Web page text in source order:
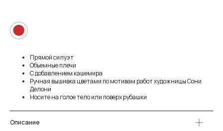
●
Прямой силуэт
Объемные плечи
С добавлением кашемира
Ручная вышивка цветами по мотивам работ художницы Сони
Делони
Носите на голое тело или поверх рубашки
Описание